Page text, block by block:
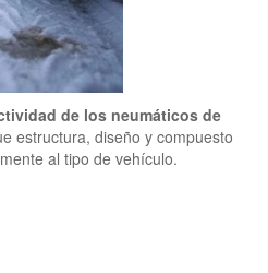
de los neumáticos de
estructura, diseño y compuesto
al tipo de vehículo.